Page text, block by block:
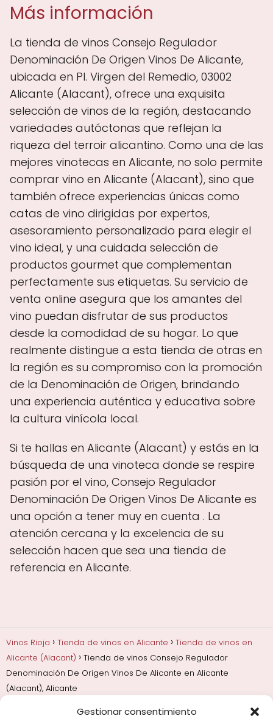
Gestionar consentimiento
Más información
La tienda de vinos Consejo Regulador
Denominación De Origen Vinos De Alicante,
ubicada en Pl. Virgen del Remedio, 03002
Alicante (Alacant), ofrece una exquisita
selección de vinos de la región, destacando
variedades autóctonas que reflejan la
riqueza del terroir alicantino. Como una de las
mejores vinotecas en Alicante, no solo permite
comprar vino en Alicante (Alacant), sino que
también ofrece experiencias únicas como
catas de vino dirigidas por expertos,
asesoramiento personalizado para elegir el
vino ideal, y una cuidada selección de
productos gourmet que complementan
perfectamente sus etiquetas. Su servicio de
venta online asegura que los amantes del
vino puedan disfrutar de sus productos
desde la comodidad de su hogar. Lo que
realmente distingue a esta tienda de otras en
la región es su compromiso con la promoción
de la Denominación de Origen, brindando
una experiencia auténtica y educativa sobre
la cultura vinícola local.
Si te hallas en Alicante (Alacant) y estás en la
búsqueda de una vinoteca donde se respire
pasión por el vino, Consejo Regulador
Denominación De Origen Vinos De Alicante es
una opción a tener muy en cuenta . La
atención cercana y la excelencia de su
selección hacen que sea una tienda de
referencia en Alicante.
Vinos Rioja Tienda de vinos en Alicante
Tienda de vinos en
Alicante (Alacant)
Tienda de vinos Consejo Regulador
Denominación De Origen Vinos De Alicante en Alicante
(Alacant), Alicante
Añadas, crianza y guarda
Bodegas y marcas de